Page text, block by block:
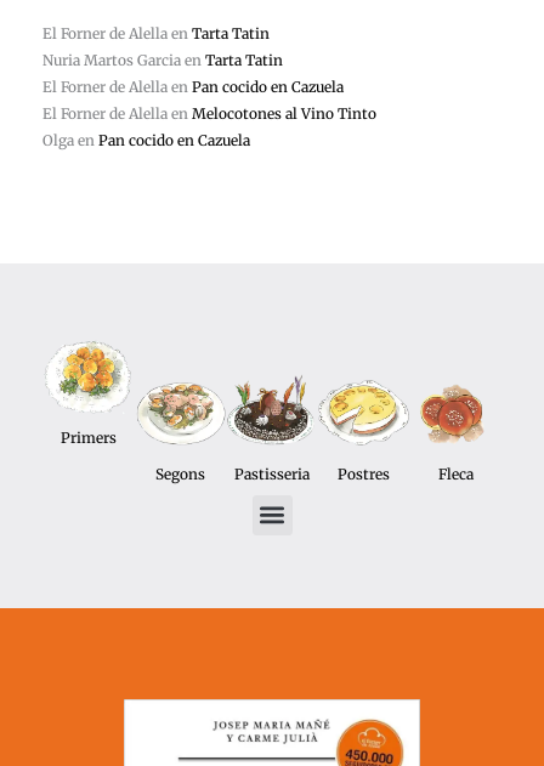
El Forner de Alella en Tarta Tatin
Nuria Martos Garcia en Tarta Tatin
El Forner de Alella en Pan cocido en Cazuela
El Forner de Alella en Melocotones al Vino Tinto
Olga en Pan cocido en Cazuela
Primers
Segons
Pastisseria Postres Fleca